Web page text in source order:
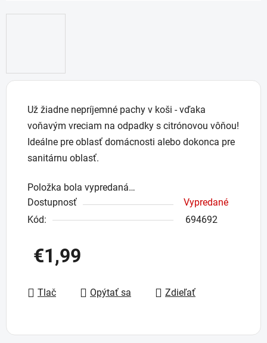
Už žiadne nepríjemné pachy v koši - vďaka
voňavým vreciam na odpadky s citrónovou vôňou!
Ideálne pre oblasť domácnosti alebo dokonca pre
sanitárnu oblasť.
Položka bola vypredaná…
Dostupnosť
Vypredané
Kód:
694692
€1,99
Tlač
Opýtať sa Zdieľať